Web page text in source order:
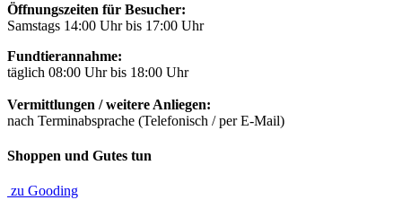
Öffnungszeiten für Besucher:
Samstags 14:00 Uhr bis 17:00 Uhr
Fundtierannahme:
täglich 08:00 Uhr bis 18:00 Uhr
Vermittlungen / weitere Anliegen:
nach Terminabsprache (Telefonisch / per E-Mail)
Shoppen und Gutes tun
zu Gooding